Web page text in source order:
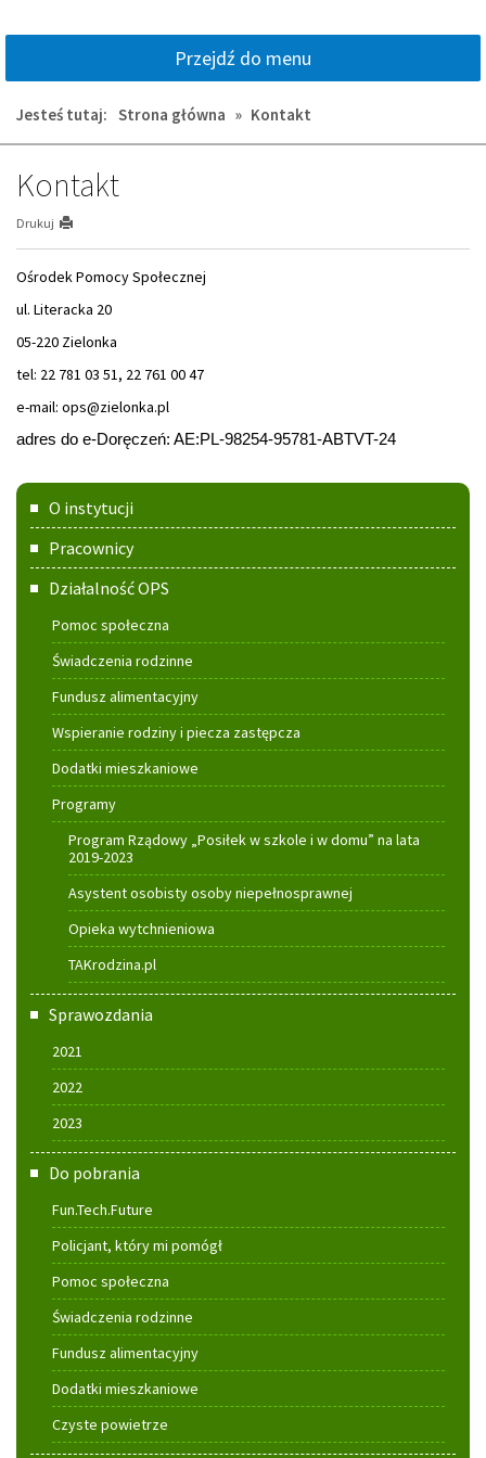
Przejdź do menu
Jesteś tutaj: Strona główna » Kontakt
Kontakt
Drukuj
Ośrodek Pomocy Społecznej
ul. Literacka 20
05-220 Zielonka
tel: 22 781 03 51, 22 761 00 47
e-mail: ops@zielonka.pl
adres do e-Doręczeń: AE:PL-98254-95781-ABTVT-24
Menu
główne
O instytucji
Pracownicy
Działalność OPS
Pomoc społeczna
Świadczenia rodzinne
Fundusz alimentacyjny
Wspieranie rodziny i piecza zastępcza
Dodatki mieszkaniowe
Programy
Program Rządowy „Posiłek w szkole i w domu” na lata
2019-2023
Asystent osobisty osoby niepełnosprawnej
Opieka wytchnieniowa
TAKrodzina.pl
Sprawozdania
2021
2022
2023
Do pobrania
Fun.Tech.Future
Policjant, który mi pomógł
Pomoc społeczna
Świadczenia rodzinne
Fundusz alimentacyjny
Dodatki mieszkaniowe
Czyste powietrze